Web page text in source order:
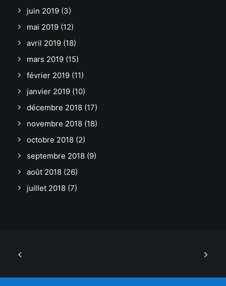
juin 2019 (3)
mai 2019 (12)
avril 2019 (18)
mars 2019 (15)
février 2019 (11)
janvier 2019 (10)
décembre 2018 (17)
novembre 2018 (18)
octobre 2018 (2)
septembre 2018 (9)
août 2018 (26)
juillet 2018 (7)